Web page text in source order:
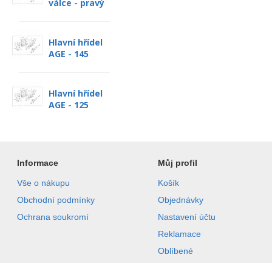
válce - pravý
Hlavní hřídel
AGE - 145
Hlavní hřídel
AGE - 125
Informace
Vše o nákupu
Obchodní podmínky
Ochrana soukromí
Můj profil
Košík
Objednávky
Nastavení účtu
Reklamace
Oblíbené